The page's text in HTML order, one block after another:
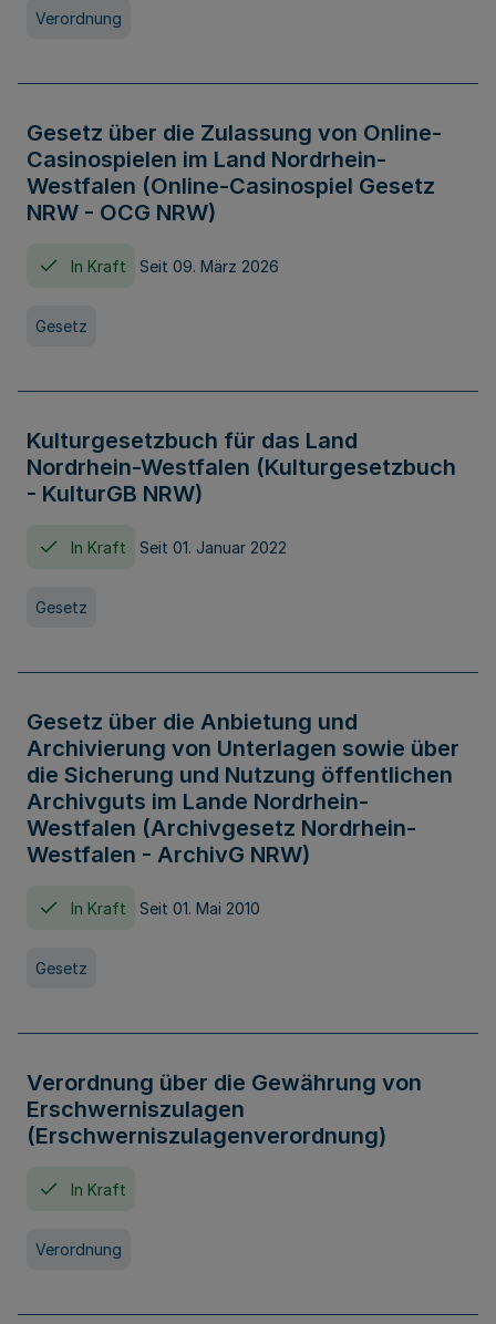
Verordnung
Gesetz über die Zulassung von Online-
Casinospielen im Land Nordrhein-
Westfalen (Online-Casinospiel Gesetz
NRW - OCG NRW)
In Kraft Seit 09. März 2026
Gesetz
Kulturgesetzbuch für das Land
Nordrhein-Westfalen (Kulturgesetzbuch
- KulturGB NRW)
In Kraft Seit 01. Januar 2022
Gesetz
Gesetz über die Anbietung und
Archivierung von Unterlagen sowie über
die Sicherung und Nutzung öffentlichen
Archivguts im Lande Nordrhein-
Westfalen (Archivgesetz Nordrhein-
Westfalen - ArchivG NRW)
In Kraft Seit 01. Mai 2010
Gesetz
Verordnung über die Gewährung von
Erschwerniszulagen
(Erschwerniszulagenverordnung)
In Kraft
Verordnung